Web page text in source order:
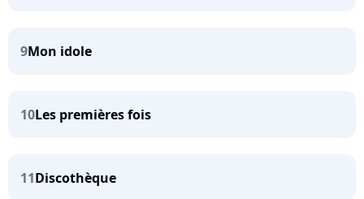
9Mon idole
10Les premières fois
11Discothèque